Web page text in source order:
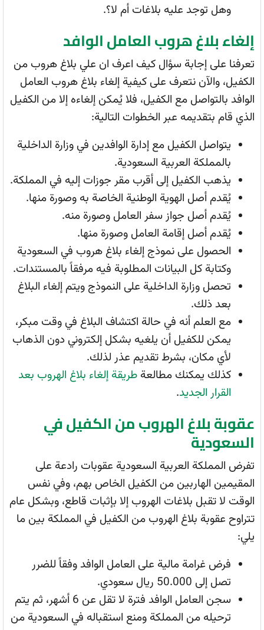
وهل توجد عليه بلاغات أم لا؟.
إلغاء بلاغ هروب العامل الوافد
تعرفنا على إجابة سؤال كيف اعرف ان علي بلاغ هروب من
الكفيل، والآن نتعرف على كيفية إلغاء بلاغ هروب العامل
الوافد بالتواصل مع الكفيل، فلا يُمكن إلغاءه إلا من الكفيل
الذي قام بتقديمه عبر الخطوات التالية:
يتواصل الكفيل مع إدارة الوافدين في وزارة الداخلية
بالمملكة العربية السعودية.
يذهب الكفيل إلى أقرب مقر جوزات إليه في المملكة.
يُقدم أصل الهوية الوطنية الخاصة به وصورة منها.
يُقدم أصل جواز سفر العامل وصورة منه.
يُقدم أصل إقامة العامل وصورة منها.
الحصول على نموذج إلغاء بلاغ هروب في السعودية
وكتابة كل البيانات المطلوبة فيه مرفقاً بالمستندات.
تحصل وزارة الداخلية على النموذج ويتم إلغاء البلاغ
بعد ذلك.
مع العلم أنه في حالة اكتشاف البلاغ في وقت مبكر،
يمكن للكفيل أن يلغيه بشكل إلكتروني دون الذهاب
لأي مكان، بشرط تقديم عذر لذلك.
كذلك يمكنك مطالعة طريقة إلغاء بلاغ الهروب بعد
القرار الجديد.
عقوبة بلاغ الهروب من الكفيل في
السعودية
تفرض المملكة العربية السعودية عقوبات رادعة على
المقيمين الهاربين من الكفيل الخاص بهم، وفي نفس
الوقت لا تقبل بلاغات الهروب إلا بإثبات قاطع، وبشكل عام
تتراوح عقوبة بلاغ الهروب من الكفيل في المملكة بين ما
يلي:
فرض غرامة مالية على العامل الوافد وفقاً للضرر
تصل إلى 50.000 ريال سعودي.
سجن العامل الوافد فترة لا تقل عن 6 أشهر، ثم يتم
ترحيله من المملكة ومنع استقباله في السعودية من